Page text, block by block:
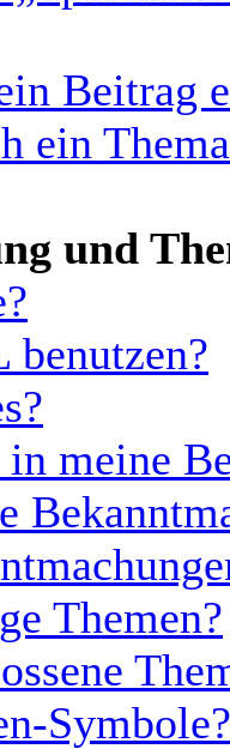
Beitrag
ein
und
meine
Themen?
Symbole?